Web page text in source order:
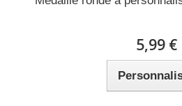
5,99 €